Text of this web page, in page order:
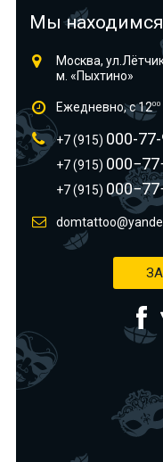
Мы находимся
Москва,
м. «Пыхтино»
Ежедневно, с 1200
+7 (915) 000-
+7 (915)
+7 (915)